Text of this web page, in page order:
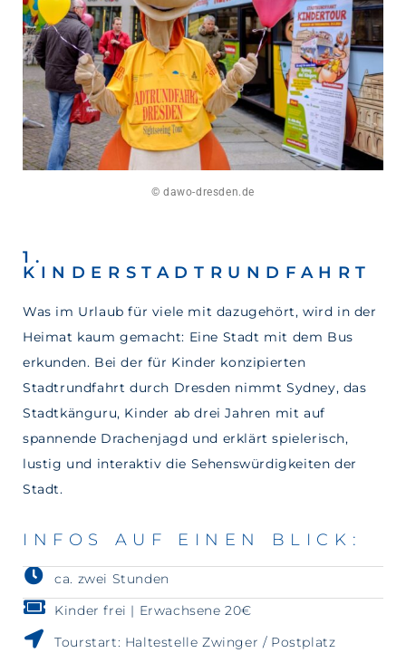
© dawo-dresden.de
1.
KINDERSTADTRUNDFAHRT
Was im Urlaub für viele mit dazugehört, wird in der
Heimat kaum gemacht: Eine Stadt mit dem Bus
erkunden. Bei der für Kinder konzipierten
Stadtrundfahrt durch Dresden nimmt Sydney, das
Stadtkänguru, Kinder ab drei Jahren mit auf
spannende Drachenjagd und erklärt spielerisch,
lustig und interaktiv die Sehenswürdigkeiten der
Stadt.
INFOS AUF EINEN BLICK:
ca. zwei Stunden
Kinder frei | Erwachsene 20€
Tourstart: Haltestelle Zwinger / Postplatz